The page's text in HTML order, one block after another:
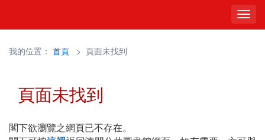
我的位置： 首頁 > 頁面未找到
頁面未找到
閣下欲瀏覽之網頁已不存在。